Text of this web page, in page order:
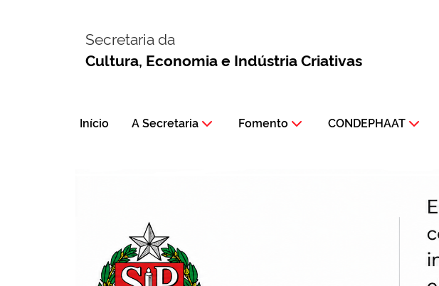
Secretaria da
Cultura, Economia e Indústria Criativas
Início A Secretaria Fomento CONDEPHAAT